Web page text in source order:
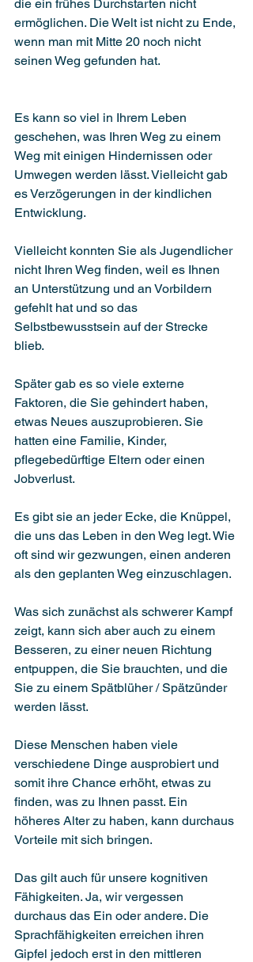
die ein frühes Durchstarten nicht
ermöglichen. Die Welt ist nicht zu Ende,
wenn man mit Mitte 20 noch nicht
seinen Weg gefunden hat.
Es kann so viel in Ihrem Leben
geschehen, was Ihren Weg zu einem
Weg mit einigen Hindernissen oder
Umwegen werden lässt. Vielleicht gab
es Verzögerungen in der kindlichen
Entwicklung.
Vielleicht konnten Sie als Jugendlicher
nicht Ihren Weg finden, weil es Ihnen
an Unterstützung und an Vorbildern
gefehlt hat und so das
Selbstbewusstsein auf der Strecke
blieb.
Später gab es so viele externe
Faktoren, die Sie gehindert haben,
etwas Neues auszuprobieren. Sie
hatten eine Familie, Kinder,
pflegebedürftige Eltern oder einen
Jobverlust.
Es gibt sie an jeder Ecke, die Knüppel,
die uns das Leben in den Weg legt. Wie
oft sind wir gezwungen, einen anderen
als den geplanten Weg einzuschlagen.
Was sich zunächst als schwerer Kampf
zeigt, kann sich aber auch zu einem
Besseren, zu einer neuen Richtung
entpuppen, die Sie brauchten, und die
Sie zu einem Spätblüher / Spätzünder
werden lässt.
Diese Menschen haben viele
verschiedene Dinge ausprobiert und
somit ihre Chance erhöht, etwas zu
finden, was zu Ihnen passt. Ein
höheres Alter zu haben, kann durchaus
Vorteile mit sich bringen.
Das gilt auch für unsere kognitiven
Fähigkeiten. Ja, wir vergessen
durchaus das Ein oder andere. Die
Sprachfähigkeiten erreichen ihren
Gipfel jedoch erst in den mittleren